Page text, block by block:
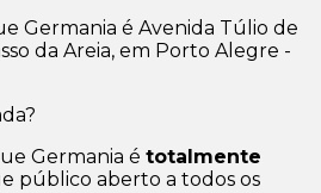
Germania é Avenida Túlio de
da Areia, em Porto Alegre -
Germania é totalmente
público aberto a todos os